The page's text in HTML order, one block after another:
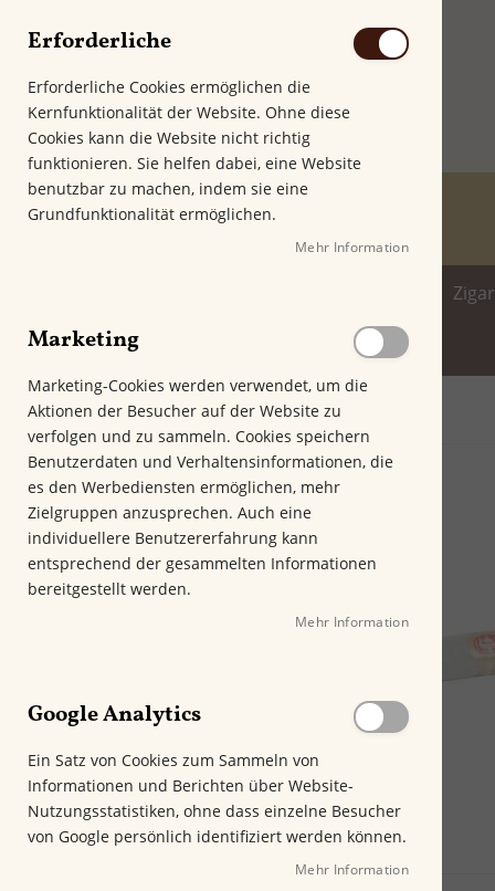
Spirituosenwelt
Startseite Fonseca Cosacos
Z
u
E
n
d
e
i
d
g
a
l
Erforderliche
Erforderliche Cookies ermöglichen die
Kernfunktionalität der Website. Ohne diese
Cookies kann die Website nicht richtig
funktionieren. Sie helfen dabei, eine Website
benutzbar zu machen, indem sie eine
Grundfunktionalität ermöglichen.
Mehr Information
Marketing
Marketing-Cookies werden verwendet, um die
Aktionen der Besucher auf der Website zu
verfolgen und zu sammeln. Cookies speichern
Benutzerdaten und Verhaltensinformationen, die
es den Werbediensten ermöglichen, mehr
Zielgruppen anzusprechen. Auch eine
individuellere Benutzererfahrung kann
entsprechend der gesammelten Informationen
bereitgestellt werden.
Mehr Information
Google Analytics
Ein Satz von Cookies zum Sammeln von
Informationen und Berichten über Website-
Nutzungsstatistiken, ohne dass einzelne Besucher
von Google persönlich identifiziert werden können.
Mehr Information